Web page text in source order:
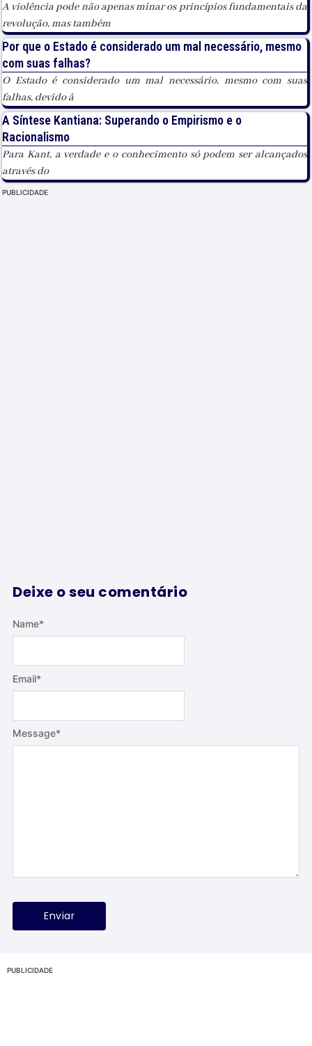
A violência pode não apenas minar os princípios fundamentais da
revolução, mas também
Por que o Estado é considerado um mal necessário, mesmo
com suas falhas?
O Estado é considerado um mal necessário, mesmo com suas
falhas, devido à
A Síntese Kantiana: Superando o Empirismo e o
Racionalismo
Para Kant, a verdade e o conhecimento só podem ser alcançados
através do
PUBLICIDADE
Deixe o seu comentário
Message*
Name*
Email*
PUBLICIDADE